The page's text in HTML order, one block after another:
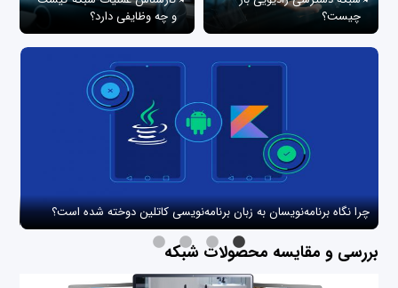
چیست؟
و چه وظایفی دارد؟
چرا نگاه برنامه‌نویسان به زبان برنامه‌نویسی کاتلین دوخته شده است؟
بررسی و مقایسه محصولات شبکه